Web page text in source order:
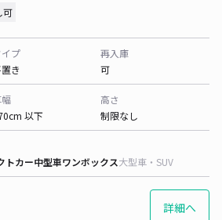
可
プ
き
再入庫
可
以下
高さ
制限なし
トカー中型車ワンボックス大型車・SUV
詳細へ